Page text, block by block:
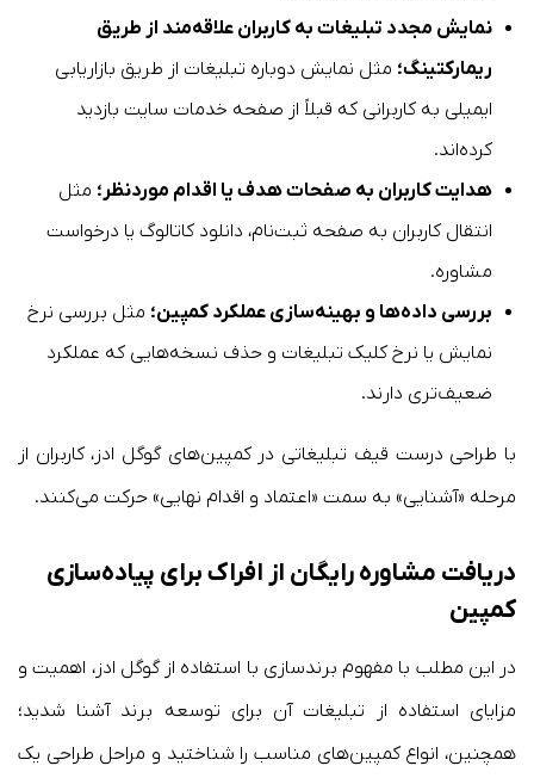
نمایش مجدد تبلیغات به کاربران علاقه‌مند از طریق
ریمارکتینگ؛ مثل نمایش دوباره تبلیغات از طریق بازاریابی
ایمیلی به کاربرانی که قبلاً از صفحه خدمات سایت بازدید
کرده‌اند.
هدایت کاربران به صفحات هدف یا اقدام موردنظر؛ مثل
انتقال کاربران به صفحه ثبت‌نام، دانلود کاتالوگ یا درخواست
مشاوره.
بررسی داده‌ها و بهینه‌سازی عملکرد کمپین؛ مثل بررسی نرخ
نمایش یا نرخ کلیک تبلیغات و حذف نسخه‌هایی که عملکرد
ضعیف‌تری دارند.
با طراحی درست قیف تبلیغاتی در کمپین‌های گوگل ادز، کاربران از
مرحله «آشنایی» به سمت «اعتماد و اقدام نهایی» حرکت می‌کنند.
دریافت مشاوره رایگان از افراک برای پیاده‌سازی
کمپین
در این مطلب با مفهوم برندسازی با استفاده از گوگل ادز، اهمیت و
مزایای استفاده از تبلیغات آن برای توسعه برند آشنا شدید؛
همچنین، انواع کمپین‌های مناسب را شناختید و مراحل طراحی یک